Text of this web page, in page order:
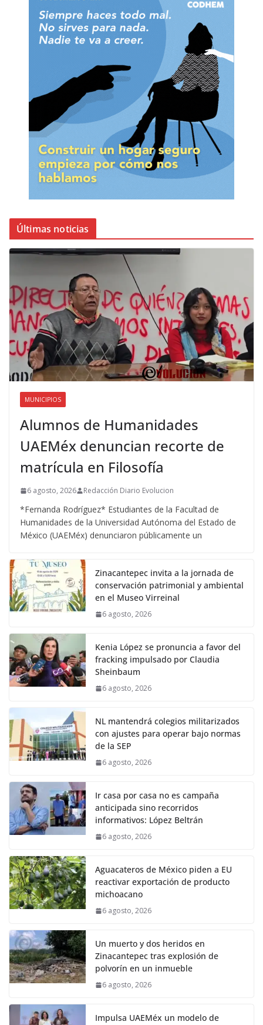
Últimas noticias
MUNICIPIOS
Alumnos de Humanidades
UAEMéx denuncian recorte de
matrícula en Filosofía
6 agosto, 2026 Redacción Diario Evolucion
*Fernanda Rodríguez* Estudiantes de la Facultad de
Humanidades de la Universidad Autónoma del Estado de
México (UAEMéx) denunciaron públicamente un
Zinacantepec invita a la jornada de
conservación patrimonial y ambiental
en el Museo Virreinal
6 agosto, 2026
Kenia López se pronuncia a favor del
fracking impulsado por Claudia
Sheinbaum
6 agosto, 2026
NL mantendrá colegios militarizados
con ajustes para operar bajo normas
de la SEP
6 agosto, 2026
Ir casa por casa no es campaña
anticipada sino recorridos
informativos: López Beltrán
6 agosto, 2026
Aguacateros de México piden a EU
reactivar exportación de producto
michoacano
6 agosto, 2026
Un muerto y dos heridos en
Zinacantepec tras explosión de
polvorín en un inmueble
6 agosto, 2026
Impulsa UAEMéx un modelo de